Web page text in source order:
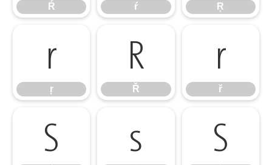
Ŕ ŕ Ŗ
ŗ
ŗ
Ř
Ř
ř
ř
Ś ś Ŝ